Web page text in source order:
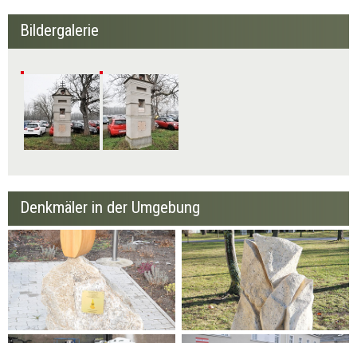
Bildergalerie
Denkmäler in der Umgebung
Flamme des Friedens Wurzerstein